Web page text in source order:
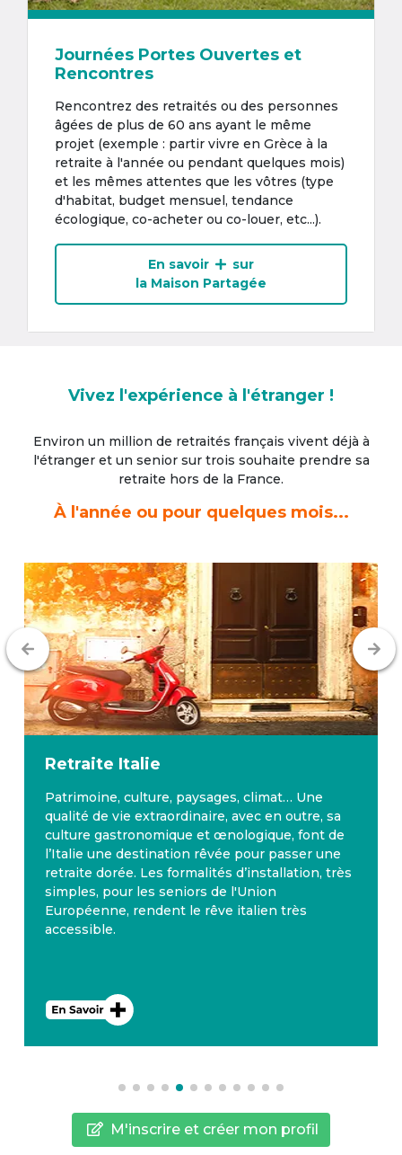
Journées Portes Ouvertes et
Rencontres
Rencontrez des retraités ou des personnes
âgées de plus de 60 ans ayant le même
projet (exemple : partir vivre en Grèce à la
retraite à l'année ou pendant quelques mois)
et les mêmes attentes que les vôtres (type
d'habitat, budget mensuel, tendance
écologique, co-acheter ou co-louer, etc...).
En savoir
sur
la Maison Partagée
Vivez l'expérience à l'étranger !
Environ un million de retraités français vivent déjà à
l'étrangeret un senior sur trois souhaite prendre sa
retraite hors de la France.
À l'année ou pour quelques mois...
Retraite Italie
Patrimoine, culture, paysages, climat… Une
qualité de vie extraordinaire, avec en outre, sa
culture gastronomique et œnologique, font de
l’Italie une destination rêvée pour passer une
retraite dorée. Les formalités d’installation, très
simples, pour les seniors de l'Union
Européenne, rendent le rêve italien très
accessible.
M'inscrire et créer mon profil